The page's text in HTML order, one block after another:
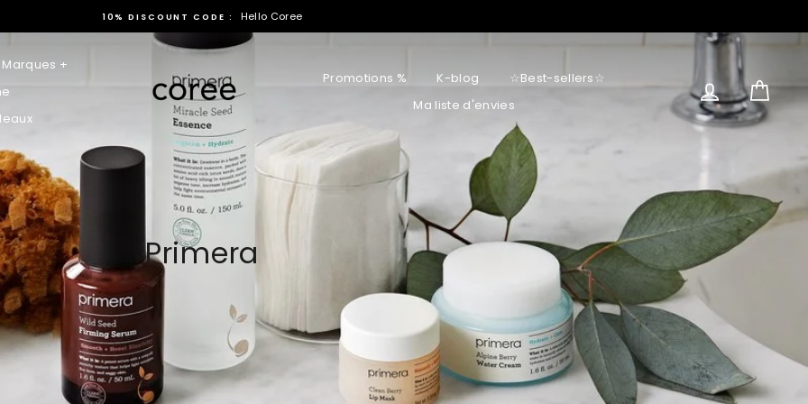
10% DISCOUNT CODE : Hello Coree
Marques +
Promotions % K-blog
☆Best-sellers☆
Ma liste d'envies
Connectez-
Primera